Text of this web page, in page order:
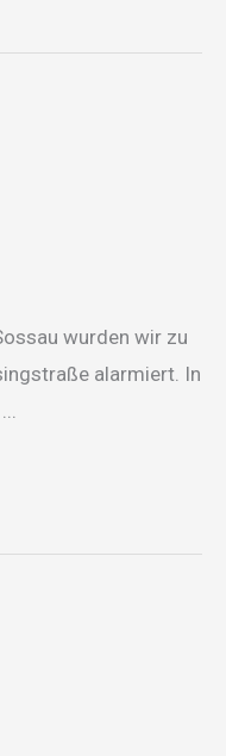
wurden wir zu
alarmiert. In